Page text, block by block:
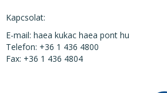
Kapcsolat:
E-mail: haea kukac haea pont hu
Telefon: +36 1 436 4800
Fax: +36 1 436 4804